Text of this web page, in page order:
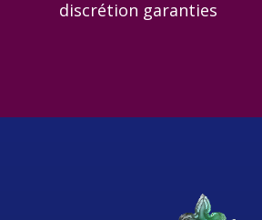
discrétion garanties